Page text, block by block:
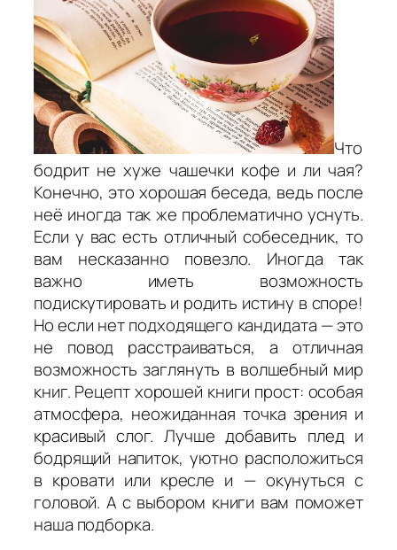
Что
бодрит не хуже чашечки кофе и ли чая?
Конечно, это хорошая беседа, ведь после
неё иногда так же проблематично уснуть.
Если у вас есть отличный собеседник, то
вам несказанно повезло. Иногда так
важно иметь возможность
подискутировать и родить истину в споре!
Но если нет подходящего кандидата — это
не повод расстраиваться, а отличная
возможность заглянуть в волшебный мир
книг. Рецепт хорошей книги прост: особая
атмосфера, неожиданная точка зрения и
красивый слог. Лучше добавить плед и
бодрящий напиток, уютно расположиться
в кровати или кресле и — окунуться с
головой. А с выбором книги вам поможет
наша подборка.